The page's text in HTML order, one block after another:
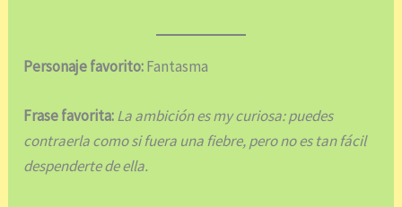
Personaje favorito:Fantasma
Frase favorita:La ambición es my curiosa: puedes
contraerla como si fuera una fiebre, pero no es tan fácil
despenderte de ella.